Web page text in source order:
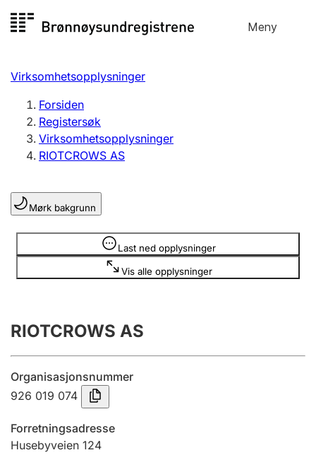
til
Meny
Registersøk
Aksjeselskap
Enkeltpersonforetak
Registrere, endre, slette
Lag og forening
Registrere, endre, slette
Årsregnskap
Innsending og forsinkelsesgebyr
Tinglysing
Virksomhetsopplysninger
Forsiden
Registersøk
Virksomhetsopplysninger
RIOTCROWS AS
Mørk bakgrunn
Last ned opplysninger
Vis alle opplysninger
Opplysninger er skjult
RIOTCROWS AS
Organisasjonsnummer
926 019 074
Forretningsadresse
Husebyveien 124